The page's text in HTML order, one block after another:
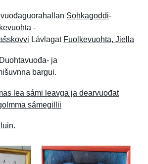
Sohkagoddi-
-
Lávlagat Fuolkevuohta, Jiella
ja
bargui.
lea sámi leavga ja dearvuođat
sámegillii